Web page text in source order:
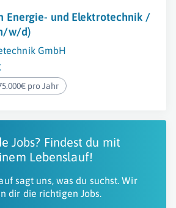
Energie- und Elektrotechnik /
w/d)
GmbH
pro Jahr
Jobs? Findest du mit
Lebenslauf!
sagt uns, was du suchst. Wir
dir die richtigen Jobs.